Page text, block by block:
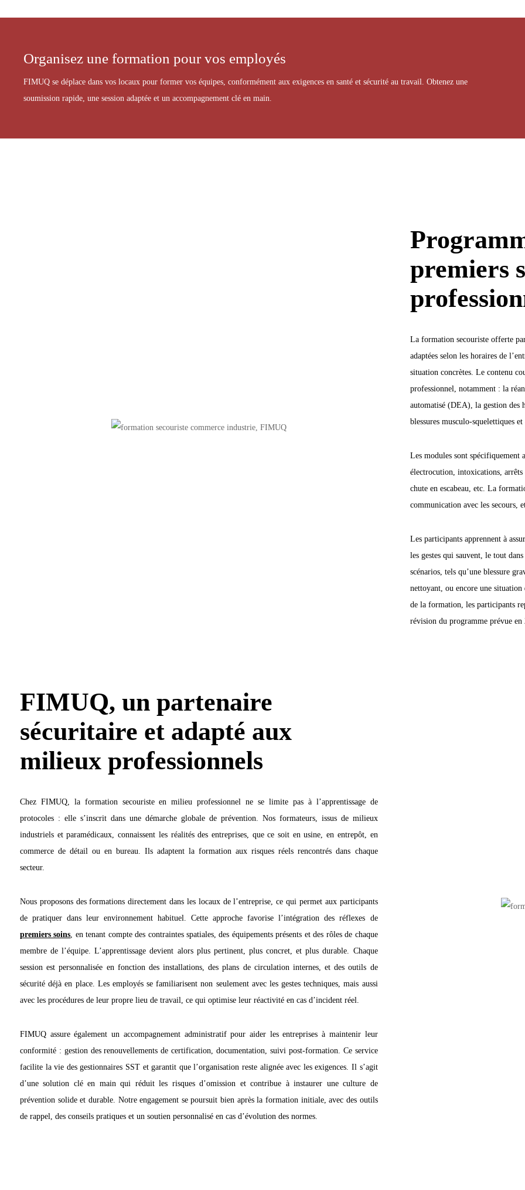
Organisez une formation pour vos employés
FIMUQ se déplace dans vos locaux pour former vos équipes, conformément aux exigences en santé et sécurité au travail. Obtenez une
soumission rapide, une session adaptée et un accompagnement clé en main.
premiers
La formation secouriste offerte
adaptées selon les horaires de
situation concrètes. Le contenu
professionnel, notamment : la
automatisé (DEA), la gestion des
blessures musculo-squelettiques
Les modules sont spécifiquement
électrocution, intoxications, arrêts
chute en escabeau, etc. La
communication avec les secours,
Les participants apprennent à
les gestes qui sauvent, le tout
scénarios, tels qu’une blessure
nettoyant, ou encore une situation
de la formation, les participants
révision du programme prévue en
FIMUQ, un partenaire
sécuritaire et adapté aux
milieux professionnels
Chez FIMUQ, la formation secouriste en milieu professionnel ne se limite pas à l’apprentissage de
protocoles : elle s’inscrit dans une démarche globale de prévention. Nos formateurs, issus de milieux
industriels et paramédicaux, connaissent les réalités des entreprises, que ce soit en usine, en entrepôt, en
commerce de détail ou en bureau. Ils adaptent la formation aux risques réels rencontrés dans chaque
secteur.
Nous proposons des formations directement dans les locaux de l’entreprise, ce qui permet aux participants
de pratiquer dans leur environnement habituel. Cette approche favorise l’intégration des réflexes de
premiers soins , en tenant compte des contraintes spatiales, des équipements présents et des rôles de chaque
membre de l’équipe. L’apprentissage devient alors plus pertinent, plus concret, et plus durable. Chaque
session est personnalisée en fonction des installations, des plans de circulation internes, et des outils de
sécurité déjà en place. Les employés se familiarisent non seulement avec les gestes techniques, mais aussi
avec les procédures de leur propre lieu de travail, ce qui optimise leur réactivité en cas d’incident réel.
FIMUQ assure également un accompagnement administratif pour aider les entreprises à maintenir leur
conformité : gestion des renouvellements de certification, documentation, suivi post-formation. Ce service
facilite la vie des gestionnaires SST et garantit que l’organisation reste alignée avec les exigences. Il s’agit
d’une solution clé en main qui réduit les risques d’omission et contribue à instaurer une culture de
prévention solide et durable. Notre engagement se poursuit bien après la formation initiale, avec des outils
de rappel, des conseils pratiques et un soutien personnalisé en cas d’évolution des normes.